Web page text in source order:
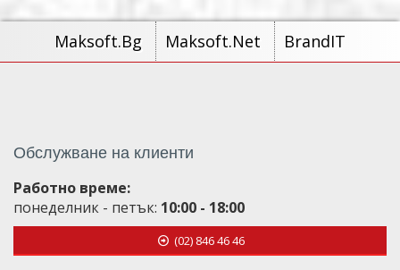
Maksoft.Bg Maksoft.Net BrandIT
Обслужване на клиенти
Работно време:
понеделник - петък: 10:00 - 18:00
(02) 846 46 46